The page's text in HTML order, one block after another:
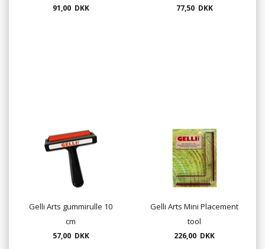
91,00 DKK 77,50 DKK
Gelli Arts gummirulle 10
cm
57,00 DKK
Gelli Arts Mini Placement
tool
226,00 DKK